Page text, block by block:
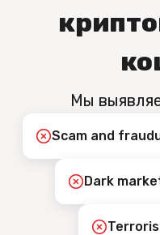
Мы
Scam and
Dark